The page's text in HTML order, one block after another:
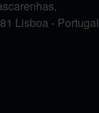
Lisboa - Portugal